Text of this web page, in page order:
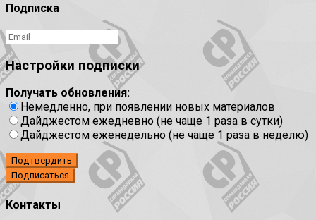
Подписка
Настройки подписки
Получать обновления:
Немедленно, при появлении новых материалов
Дайджестом ежедневно (не чаще 1 раза в сутки)
Дайджестом еженедельно (не чаще 1 раза в неделю)
Подтвердить
Контакты